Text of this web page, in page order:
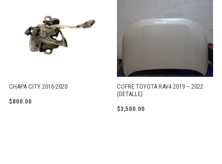
CHAPA CITY 2016-2020
$800.00
COFRE TOYOTA RAV4 2019 – 2022
(DETALLE)
$3,500.00